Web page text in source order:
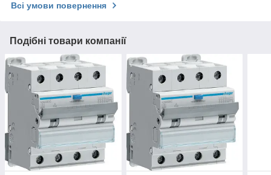
Всі умови повернення
Подібні товари компанії